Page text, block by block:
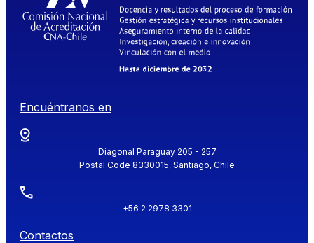
Encuéntranos en
Diagonal Paraguay 205 - 257
Postal Code 8330015, Santiago, Chile
+56 2 2978 3301
Contactos